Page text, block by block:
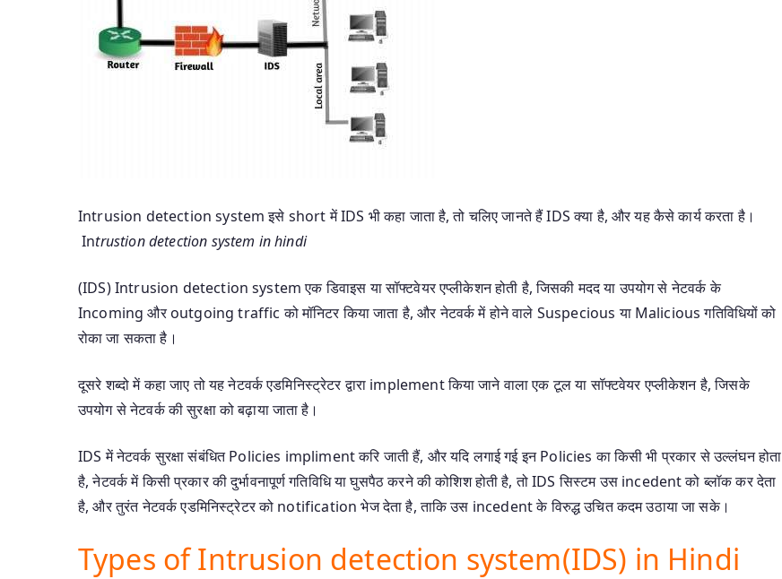
Intrusion detection system इसे short में IDS भी कहा जाता है, तो चलिए जानते हैं IDS क्या है, और यह कैसे कार्य करता है।
Intrustion detection system in hindi
(IDS) Intrusion detection system एक डिवाइस या सॉफ्टवेयर एप्लीकेशन होती है, जिसकी मदद या उपयोग से नेटवर्क के
Incoming और outgoing traffic को मॉनिटर किया जाता है, और नेटवर्क में होने वाले Suspecious या Malicious गतिविधियों को
रोका जा सकता है।
दूसरे शब्दो में कहा जाए तो यह नेटवर्क एडमिनिस्ट्रेटर द्वारा implement किया जाने वाला एक टूल या सॉफ्टवेयर एप्लीकेशन है, जिसके
उपयोग से नेटवर्क की सुरक्षा को बढ़ाया जाता है।
IDS में नेटवर्क सुरक्षा संबंधित Policies impliment करि जाती हैं, और यदि लगाई गई इन Policies का किसी भी प्रकार से उल्लंघन होता
है, नेटवर्क में किसी प्रकार की दुर्भावनापूर्ण गतिविधि या घुसपैठ करने की कोशिश होती है, तो IDS सिस्टम उस incedent को ब्लॉक कर देता
है, और तुरंत नेटवर्क एडमिनिस्ट्रेटर को notification भेज देता है, ताकि उस incedent के विरुद्ध उचित कदम उठाया जा सके।
Types of Intrusion detection system(IDS) in Hindi